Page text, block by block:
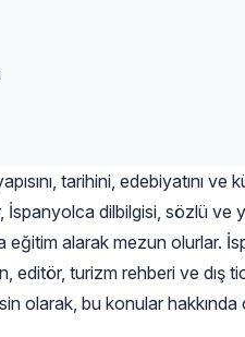
tarihini, edebiyatını ve
dilbilgisi, sözlü ve
alarak mezun olurlar.
turizm rehberi ve dış
olarak, bu konular hakkında